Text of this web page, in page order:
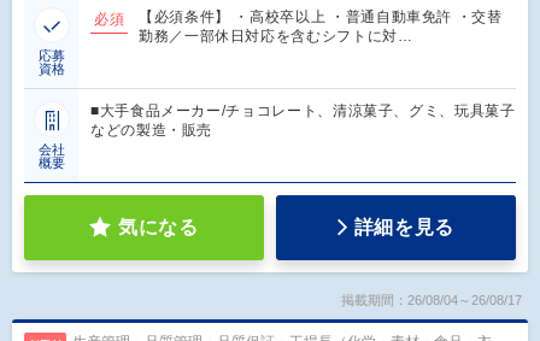
応募
資格
必須
【必須条件】 ・高校卒以上 ・普通自動車免許 ・交替
勤務／一部休日対応を含むシフトに対…
会社
概要
■大手食品メーカー/チョコレート、清涼菓子、グミ、玩具菓子
などの製造・販売
気になる 詳細を見る
掲載期間：26/08/04～26/08/17